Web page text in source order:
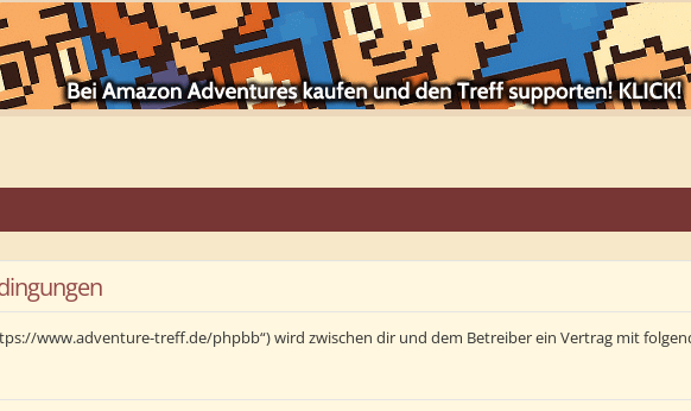
www.adventure-treff.de/phpbb“) wird zwischen dir und dem Betreiber ein Vertrag mit